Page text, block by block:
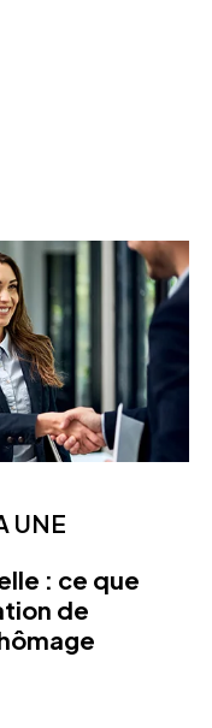
UNE
: ce que
de